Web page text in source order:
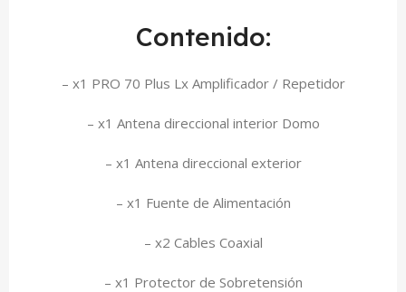
Contenido:
– x1 PRO 70 Plus Lx Amplificador / Repetidor
– x1 Antena direccional interior Domo
– x1 Antena direccional exterior
– x1 Fuente de Alimentación
– x2 Cables Coaxial
– x1 Protector de Sobretensión